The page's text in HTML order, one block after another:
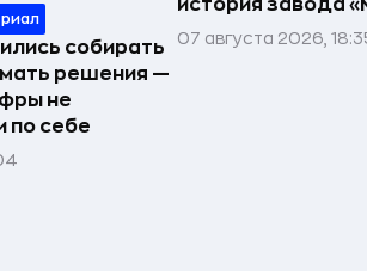
собирать
решения —
не
по себе
история завода
07 августа 2026,